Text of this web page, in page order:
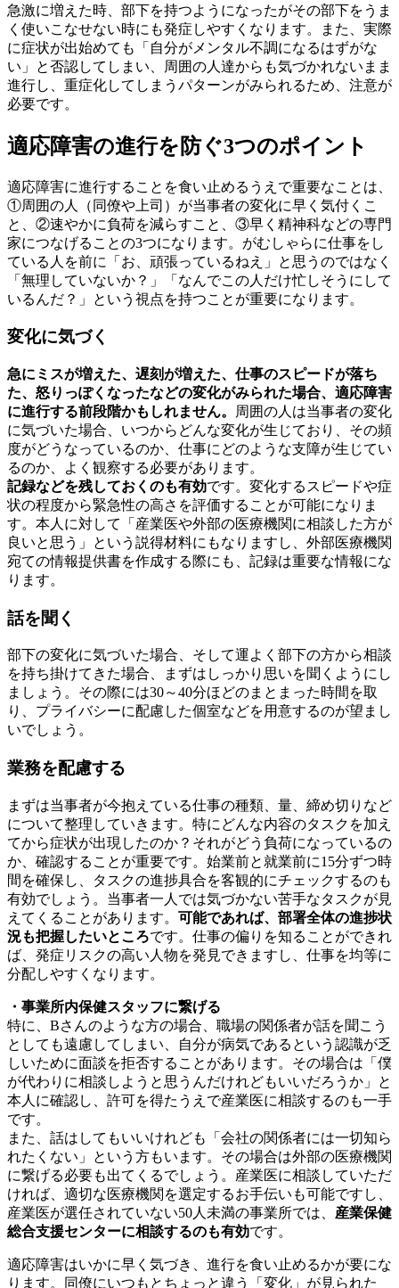
急激に増えた時、部下を持つようになったがその部下をうま
く使いこなせない時にも発症しやすくなります。
また、実際
に症状が出始めても「自分がメンタル不調になるはずがな
い」と否認してしまい、周囲の人達からも気づかれないまま
進行し、重症化してしまうパターンがみられるため、注意が
必要です。
適応障害の進行を防ぐ3つのポイント
適応障害に進行することを食い止めるうえで重要なことは、
①周囲の人（同僚や上司）が当事者の変化に早く気付くこ
と、②速やかに負荷を減らすこと、③早く精神科などの専門
家につなげることの3つになります。がむしゃらに仕事をし
ている人を前に「お、頑張っているねえ」と思うのではなく
「無理していないか？」「なんでこの人だけ忙しそうにして
いるんだ？」という視点を持つことが重要になります。
変化に気づく
急にミスが増えた、遅刻が増えた、仕事のスピードが落ち
た、怒りっぽくなったなどの変化がみられた場合、適応障害
に進行する前段階かもしれません。
周囲の人は当事者の変化
に気づいた場合、いつからどんな変化が生じており、その頻
度がどうなっているのか、仕事にどのような支障が生じてい
るのか、よく観察する必要があります。
記録などを残しておくのも有効です。変化するスピードや症
状の程度から緊急性の高さを評価することが可能になりま
す。本人に対して「産業医や外部の医療機関に相談した方が
良いと思う」という説得材料にもなりますし、外部医療機関
宛ての情報提供書を作成する際にも、記録は重要な情報にな
ります。
話を聞く
部下の変化に気づいた場合、そして運よく部下の方から相談
を持ち掛けてきた場合、まずはしっかり思いを聞くようにし
ましょう。その際には30～40分ほどのまとまった時間を取
り、プライバシーに配慮した個室などを用意するのが望まし
いでしょう。
業務を配慮する
まずは当事者が今抱えている仕事の種類、量、締め切りなど
について整理していきます。特にどんな内容のタスクを加え
てから症状が出現したのか？それがどう負荷になっているの
か、確認することが重要です。始業前と就業前に15分ずつ時
間を確保し、タスクの進捗具合を客観的にチェックするのも
有効でしょう。当事者一人では気づかない苦手なタスクが見
えてくることがあります。 可能であれば、部署全体の進捗状
況も把握したいところです。仕事の偏りを知ることができれ
ば、発症リスクの高い人物を発見できますし、仕事を均等に
分配しやすくなります。
・事業所内保健スタッフに繋げる
特に、Bさんのような方の場合、職場の関係者が話を聞こう
としても遠慮してしまい、
自分が病気であるという認識が乏
しいために面談を拒否することがあります。 その場合は「僕
が代わりに相談しようと思うんだけれどもいいだろうか」と
本人に確認し、許可を得たうえで産業医に相談するのも一手
です。
また、話はしてもいいけれども「会社の関係者には一切知ら
れたくない」という方もいます。その場合は外部の医療機関
に繋げる必要も出てくるでしょう。 産業医に相談していただ
ければ、適切な医療機関を選定するお手伝いも可能ですし、
産業医が選任されていない50人未満の事業所では、 産業保健
総合支援センターに相談するのも有効です。
適応障害はいかに早く気づき、進行を食い止めるかが要にな
ります。
同僚にいつもとちょっと違う「変化」が見られた